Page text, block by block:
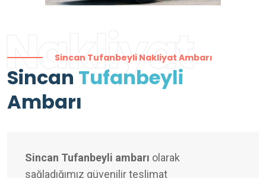
Nakliyat
Sincan Tufanbeyli Nakliyat Ambarı
Sincan Tufanbeyli
Ambarı
Sincan Tufanbeyli ambarı olarak
sağladığımız güvenilir teslimat